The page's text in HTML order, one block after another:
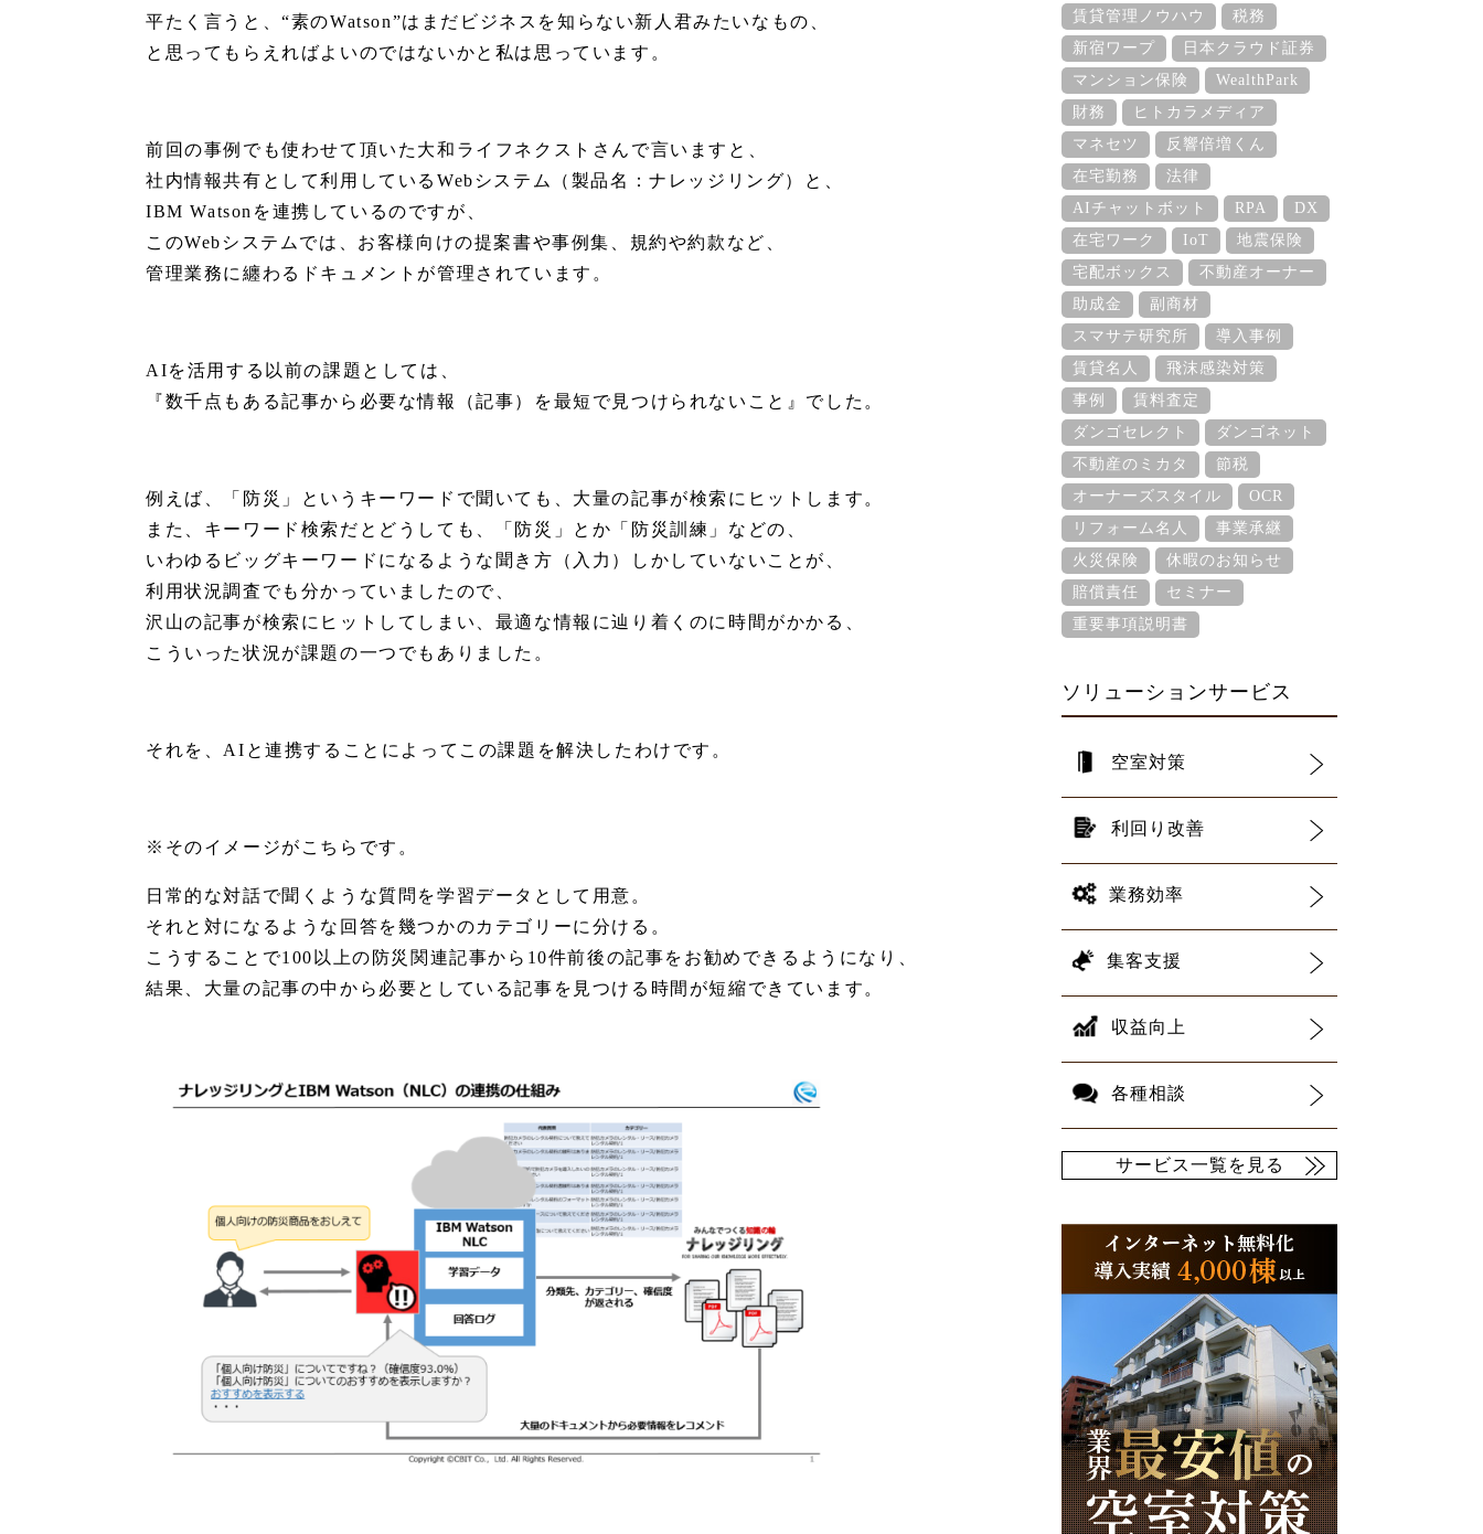
平たく言うと、“素のWatson”はまだビジネスを知らない新人君みたいなもの、
と思ってもらえればよいのではないかと私は思っています。
前回の事例でも使わせて頂いた大和ライフネクストさんで言いますと、
社内情報共有として利用しているWebシステム（製品名：ナレッジリング）と、
IBM Watsonを連携しているのですが、
このWebシステムでは、お客様向けの提案書や事例集、規約や約款など、
管理業務に纏わるドキュメントが管理されています。
AIを活用する以前の課題としては、
『数千点もある記事から必要な情報（記事）を最短で見つけられないこと』でした。
例えば、「防災」というキーワードで聞いても、大量の記事が検索にヒットします。
また、キーワード検索だとどうしても、「防災」とか「防災訓練」などの、
いわゆるビッグキーワードになるような聞き方（入力）しかしていないことが、
利用状況調査でも分かっていましたので、
沢山の記事が検索にヒットしてしまい、最適な情報に辿り着くのに時間がかかる、
こういった状況が課題の一つでもありました。
それを、AIと連携することによってこの課題を解決したわけです。
※そのイメージがこちらです。
日常的な対話で聞くような質問を学習データとして用意。
それと対になるような回答を幾つかのカテゴリーに分ける。
こうすることで100以上の防災関連記事から10件前後の記事をお勧めできるようになり、
結果、大量の記事の中から必要としている記事を見つける時間が短縮できています。
賃貸管理ノウハウ
税務
新宿ワープ
日本クラウド証券
マンション保険
WealthPark
財務
ヒトカラメディア
マネセツ
反響倍増くん
在宅勤務
法律
AIチャットボット
RPA
DX
在宅ワーク
IoT
地震保険
宅配ボックス
不動産オーナー
助成金
副商材
スマサテ研究所
導入事例
賃貸名人
飛沫感染対策
事例
賃料査定
ダンゴセレクト
ダンゴネット
不動産のミカタ
節税
オーナーズスタイル
OCR
リフォーム名人
事業承継
火災保険
休暇のお知らせ
賠償責任
セミナー
重要事項説明書
ソリューションサービス
空室対策
利回り改善
業務効率
集客支援
収益向上
各種相談
サービス一覧を見る